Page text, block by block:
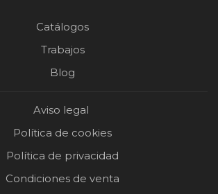
Catálogos
Trabajos
Blog
Aviso legal
Política de cookies
Política de privacidad
Condiciones de venta